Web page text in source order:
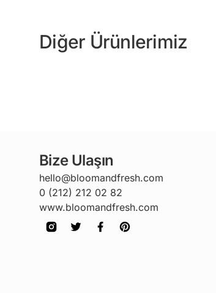
Diğer Ürünlerimiz
Bize Ulaşın
hello@bloomandfresh.com
0 (212) 212 02 82
www.bloomandfresh.com